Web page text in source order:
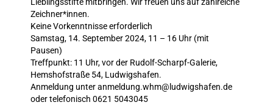
Zeichner*innen.
Keine Vorkenntnisse erforderlich
Samstag, 14. September 2024, 11 – 16 Uhr (mit
Pausen)
Treffpunkt: 11 Uhr, vor der Rudolf-Scharpf-Galerie,
Hemshofstraße 54, Ludwigshafen.
Anmeldung unter anmeldung.whm@ludwigshafen.de
oder telefonisch 0621 5043045